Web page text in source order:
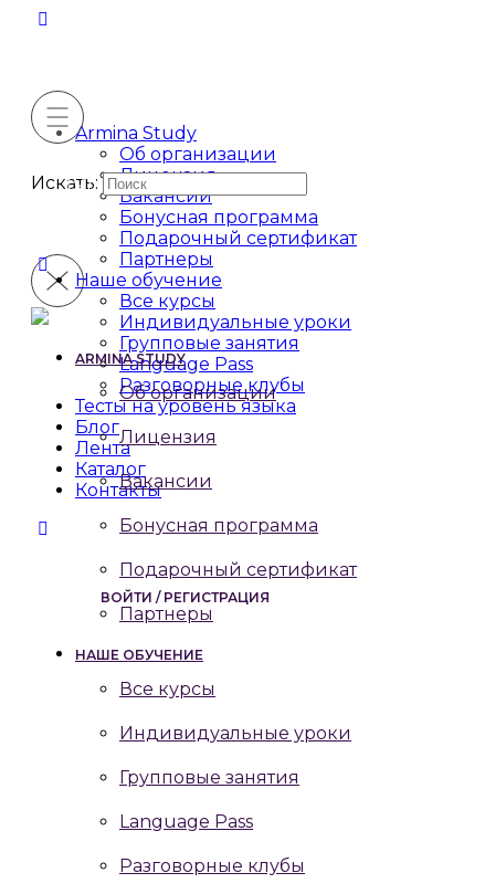
Armina Study
Об организации
Лицензия
Вакансии
Бонусная программа
Подарочный сертификат
Партнеры
Наше обучение
Все курсы
Индивидуальные уроки
Групповые занятия
Language Pass
Разговорные клубы
Тесты на уровень языка
Блог
Лента
Каталог
Контакты
ВОЙТИ / РЕГИСТРАЦИЯ
Искать:
ARMINA STUDY
Об организации
Лицензия
Вакансии
Бонусная программа
Подарочный сертификат
Партнеры
НАШЕ ОБУЧЕНИЕ
Все курсы
Индивидуальные уроки
Групповые занятия
Language Pass
Разговорные клубы